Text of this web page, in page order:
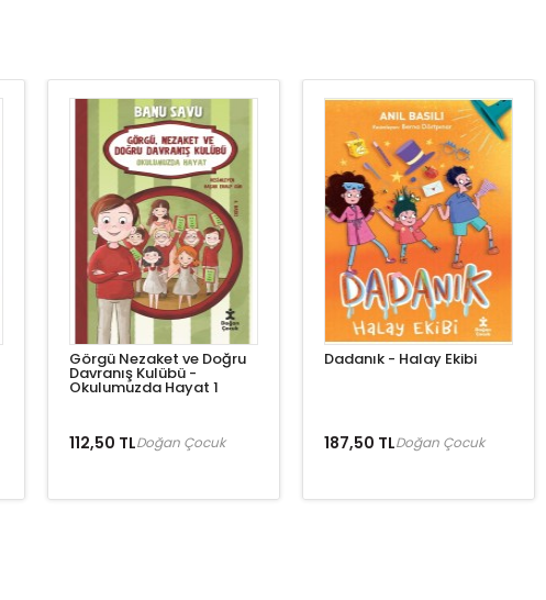
Görgü Nezaket ve Doğru
Davranış Kulübü -
Okulumuzda Hayat 1
112,50 TLDoğan Çocuk
Dadanık - Halay Ekibi
187,50 TLDoğan Çocuk